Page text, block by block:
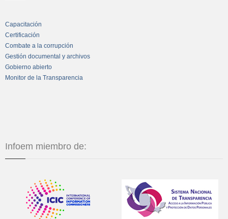
Capacitación
Certificación
Combate a la corrupción
Gestión documental y archivos
Gobierno abierto
Monitor de la Transparencia
Infoem miembro de: